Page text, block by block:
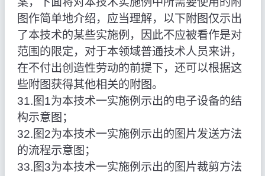
图作简单地介绍，应当理解，以下附图仅示出
了本技术的某些实施例，因此不应被看作是对
范围的限定，对于本领域普通技术人员来讲，
在不付出创造性劳动的前提下，还可以根据这
些附图获得其他相关的附图。
31.图1为本技术一实施例示出的电子设备的结
构示意图；
32.图2为本技术一实施例示出的图片发送方法
的流程示意图；
33.图3为本技术一实施例示出的图片裁剪方法